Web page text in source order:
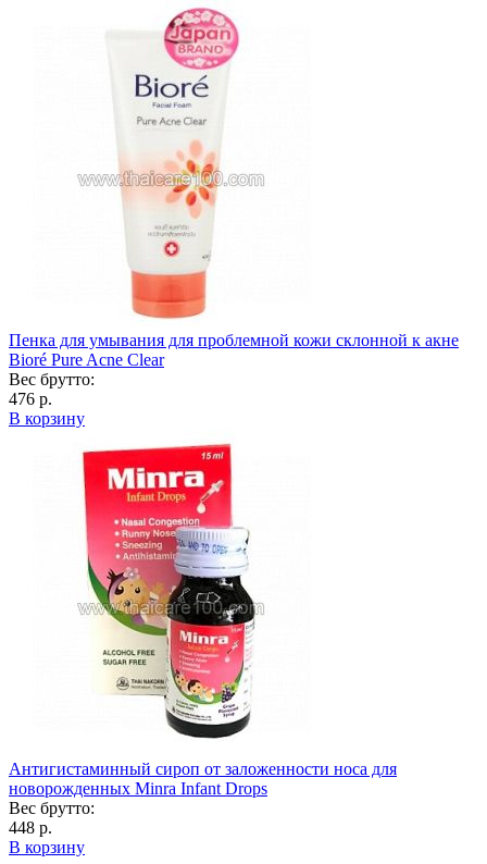
Пенка для умывания для проблемной кожи склонной к акне
Bioré Pure Acne Clear
Вес брутто:
476 р.
В корзину
Антигистаминный сироп от заложенности носа для
новорожденных Minra Infant Drops
Вес брутто:
448 р.
В корзину